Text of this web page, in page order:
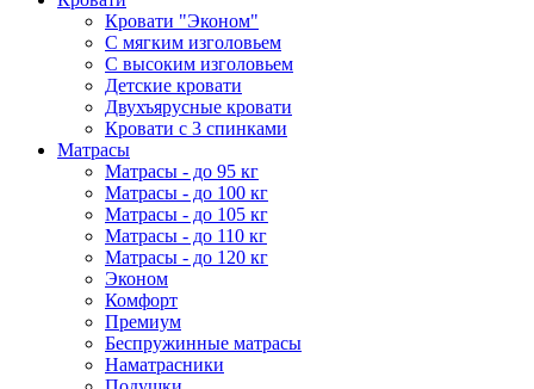
Кровати "Эконом"
С мягким изголовьем
С высоким изголовьем
Детские кровати
Двухъярусные кровати
Кровати с 3 спинками
Матрасы
Матрасы - до 95 кг
Матрасы - до 100 кг
Матрасы - до 105 кг
Матрасы - до 110 кг
Матрасы - до 120 кг
Эконом
Комфорт
Премиум
Беспружинные матрасы
Наматрасники